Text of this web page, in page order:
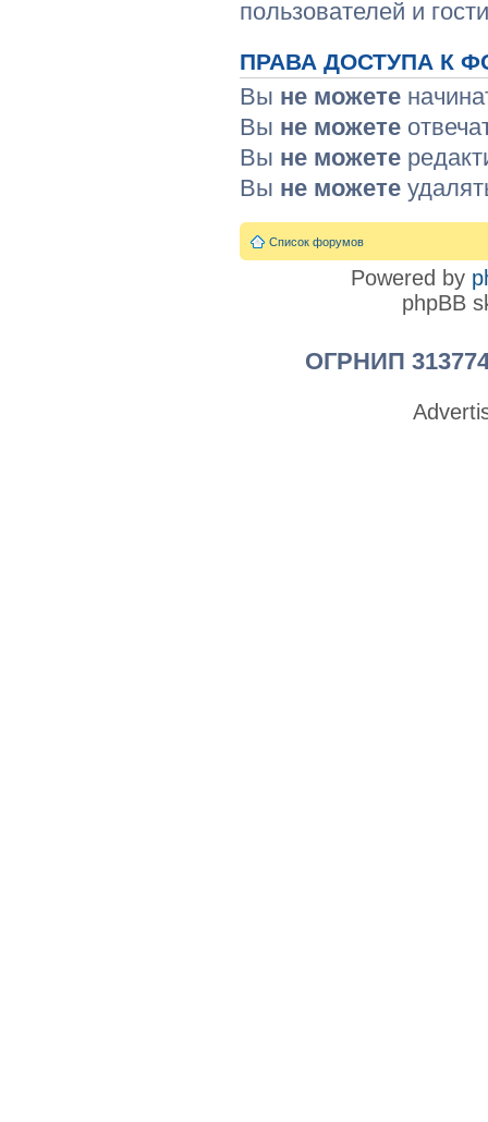
пользователей и
ПРАВА ДОСТУПА К
Вы не можете
Вы не можете
Вы не можете
Вы не можете
Список форумов
Powered by
phpBB
ОГРНИП